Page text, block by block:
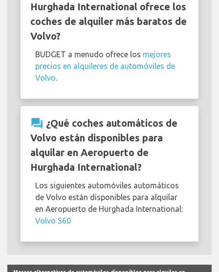
Hurghada International ofrece los
coches de alquiler más baratos de
Volvo?
BUDGET a menudo ofrece los mejores
precios en alquileres de automóviles de
Volvo
question_answer ¿Qué coches automáticos de
Volvo están disponibles para
alquilar en Aeropuerto de
Hurghada International?
Los siguientes automóviles automáticos
de Volvo están disponibles para alquilar
en Aeropuerto de Hurghada International:
Volvo S60